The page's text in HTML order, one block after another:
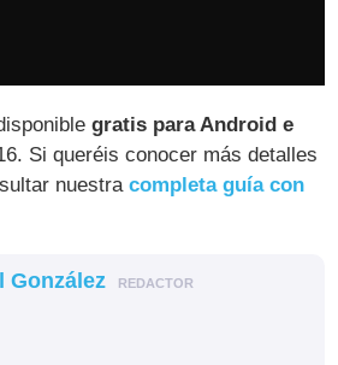
gratis para Android e
Si queréis conocer más detalles
nuestracompleta guía con
González REDACTOR